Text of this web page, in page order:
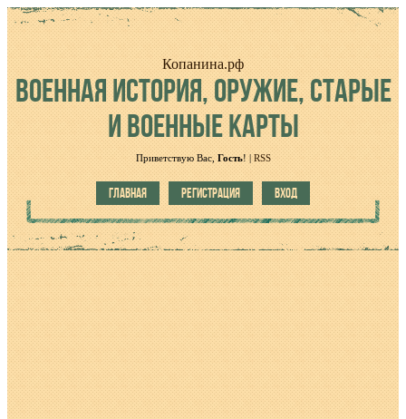
Копанина.рф
ВОЕННАЯИСТОРИЯ, ОРУЖИЕ, СТАРЫЕ
И ВОЕННЫЕ КАРТЫ
Приветствую Вас, Гость! | RSS
ГЛАВНАЯ РЕГИСТРАЦИЯ ВХОД